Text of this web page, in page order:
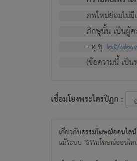
ภพใหม่ย่อมไม่
ภิกษุนั้น เป็นผู้ค
- อุ.ขุ.๒๕/๑๒
(ข้อความนี้ เป็น
เชื่อมโยงพระไตรปิฏก :
เกี่ยวกับธรรมโฆษณ์ออนไล
แม้ระบบ "ธรรมโฆษณ์ออนไ